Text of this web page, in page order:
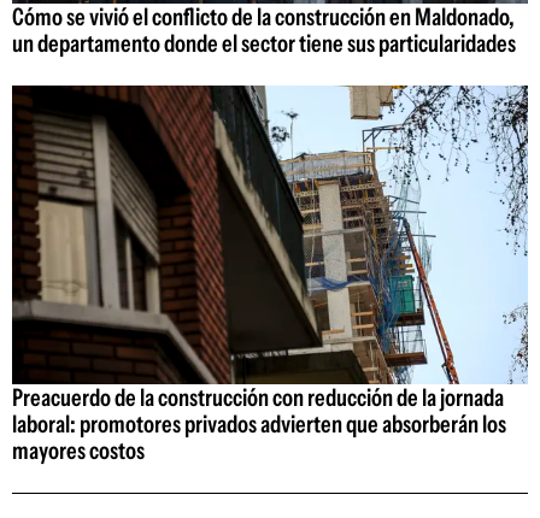
Cómo se vivió el conflicto de la construcción en Maldonado,
un departamento donde el sector tiene sus particularidades
Preacuerdo de la construcción con reducción de la jornada
laboral: promotores privados advierten que absorberán los
mayores costos